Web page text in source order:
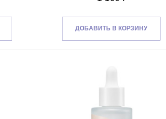
ДОБАВИТЬ В КОРЗИНУ